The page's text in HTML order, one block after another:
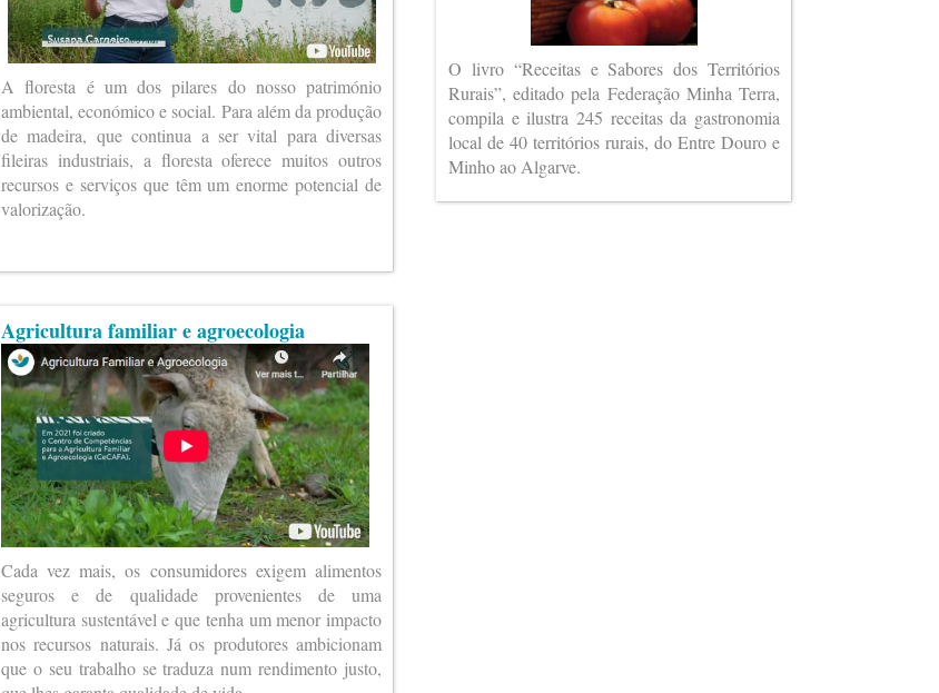
A floresta é um dos pilares do nosso património
ambiental, económico e social. Para além da produção
de madeira, que continua a ser vital para diversas
fileiras industriais, a floresta oferece muitos outros
recursos e serviços que têm um enorme potencial de
valorização.
Agricultura familiar e agroecologia
Cada vez mais, os consumidores exigem alimentos
seguros e de qualidade provenientes de uma
agricultura sustentável e que tenha um menor impacto
nos recursos naturais. Já os produtores ambicionam
que o seu trabalho se traduza num rendimento justo,
O livro “Receitas e Sabores dos Territórios
Rurais”, editado pela Federação Minha Terra,
compila e ilustra 245 receitas da gastronomia
local de 40 territórios rurais, do Entre Douro e
Minho ao Algarve.